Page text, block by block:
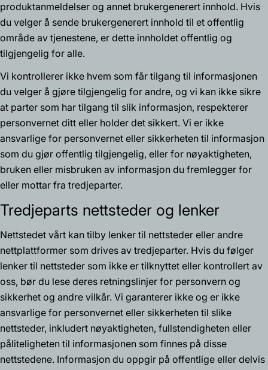
produktanmeldelser og annet brukergenerert innhold. Hvis
du velger å sende brukergenerert innhold til et offentlig
område av tjenestene, er dette innholdet offentlig og
tilgjengelig for alle.
Vi kontrollerer ikke hvem som får tilgang til informasjonen
du velger å gjøre tilgjengelig for andre, og vi kan ikke sikre
at parter som har tilgang til slik informasjon, respekterer
personvernet ditt eller holder det sikkert. Vi er ikke
ansvarlige for personvernet eller sikkerheten til informasjon
som du gjør offentlig tilgjengelig, eller for nøyaktigheten,
bruken eller misbruken av informasjon du fremlegger for
eller mottar fra tredjeparter.
Tredjeparts nettsteder og lenker
Nettstedet vårt kan tilby lenker til nettsteder eller andre
nettplattformer som drives av tredjeparter. Hvis du følger
lenker til nettsteder som ikke er tilknyttet eller kontrollert av
oss, bør du lese deres retningslinjer for personvern og
sikkerhet og andre vilkår. Vi garanterer ikke og er ikke
ansvarlige for personvernet eller sikkerheten til slike
nettsteder, inkludert nøyaktigheten, fullstendigheten eller
påliteligheten til informasjonen som finnes på disse
nettstedene. Informasjon du oppgir på offentlige eller delvis